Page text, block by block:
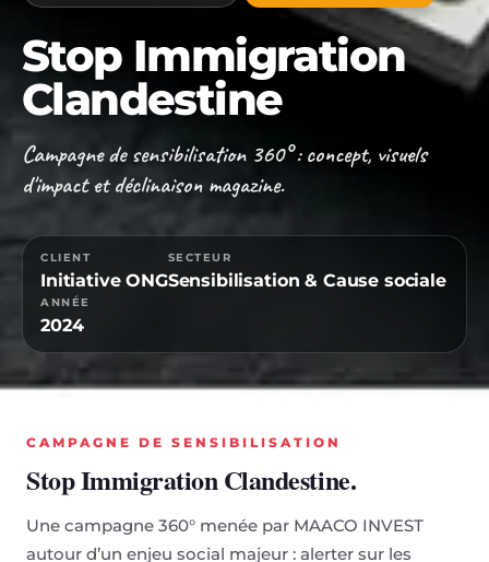
Stop Immigration
Clandestine
Campagne de sensibilisation 360° : concept, visuels
d'impact et déclinaison magazine.
CLIENT
Initiative ONG
SECTEUR
Sensibilisation & Cause sociale
ANNÉE
2024
CAMPAGNE DE SENSIBILISATION
Stop Immigration Clandestine.
Une campagne 360° menée par MAACO INVEST
autour d’un enjeu social majeur : alerter sur les